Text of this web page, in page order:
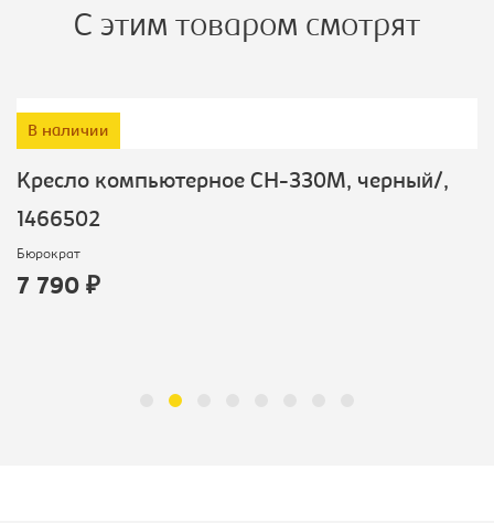
С этим товаром смотрят
В наличии
Кресло компьютерное CH-330M, черный/,
1466502
Бюрократ
7 790 ₽